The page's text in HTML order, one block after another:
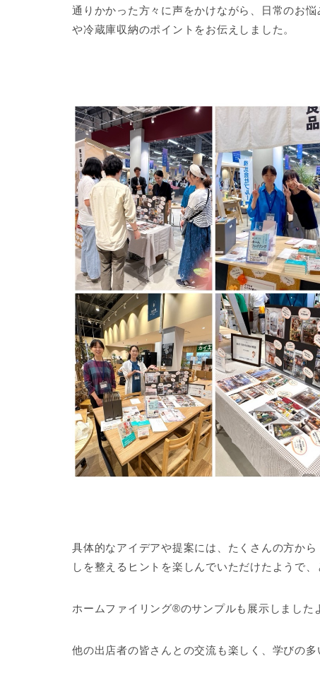
通りかかった方々に声をかけながら、日常のお
や冷蔵庫収納のポイントをお伝えしました。
具体的なアイデアや提案には、たくさんの方か
しを整えるヒントを楽しんでいただけたようで、
ホームファイリング®のサンプルも展示しました
他の出店者の皆さんとの交流も楽しく、学びの多